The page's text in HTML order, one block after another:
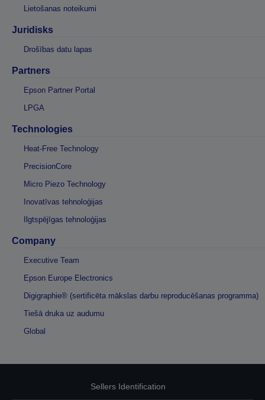
Lietošanas noteikumi
Juridisks
Drošības datu lapas
Partners
Epson Partner Portal
LPGA
Technologies
Heat-Free Technology
PrecisionCore
Micro Piezo Technology
Inovatīvas tehnoloģijas
Ilgtspējīgas tehnoloģijas
Company
Executive Team
Epson Europe Electronics
Digigraphie® (sertificēta mākslas darbu reproducēšanas programma)
Tiešā druka uz audumu
Global
Sellers Identification